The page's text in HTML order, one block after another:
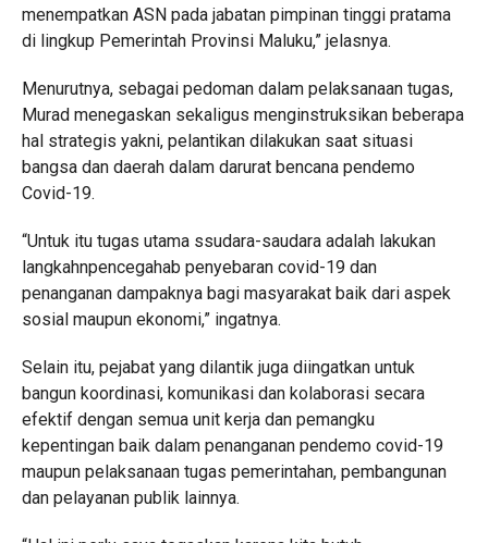
menempatkan ASN pada jabatan pimpinan tinggi pratama
di lingkup Pemerintah Provinsi Maluku,” jelasnya.
Menurutnya, sebagai pedoman dalam pelaksanaan tugas,
Murad menegaskan sekaligus menginstruksikan beberapa
hal strategis yakni, pelantikan dilakukan saat situasi
bangsa dan daerah dalam darurat bencana pendemo
Covid-19.
“Untuk itu tugas utama ssudara-saudara adalah lakukan
langkahnpencegahab penyebaran covid-19 dan
penanganan dampaknya bagi masyarakat baik dari aspek
sosial maupun ekonomi,” ingatnya.
Selain itu, pejabat yang dilantik juga diingatkan untuk
bangun koordinasi, komunikasi dan kolaborasi secara
efektif dengan semua unit kerja dan pemangku
kepentingan baik dalam penanganan pendemo covid-19
maupun pelaksanaan tugas pemerintahan, pembangunan
dan pelayanan publik lainnya.